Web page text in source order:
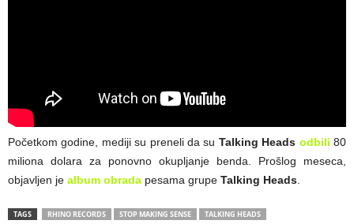
Početkom godine, mediji su preneli da su Talking Heads odbili 80
miliona dolara za ponovno okupljanje benda. Prošlog meseca,
objavljen je album obrada pesama grupe Talking Heads.
TAGS RHINO RECORDS STOP MAKING SENSE TALKING HEADS